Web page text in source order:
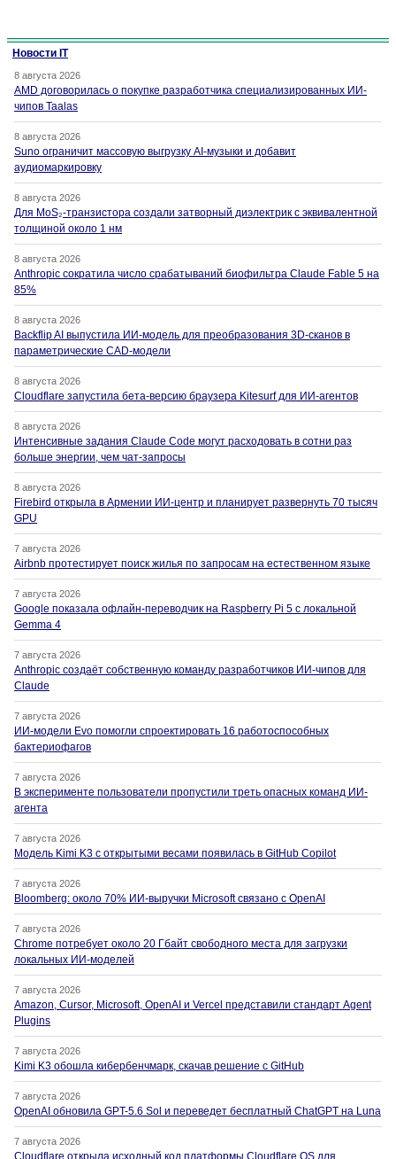
Новости IT
8 августа 2026
AMD договорилась о покупке разработчика специализированных ИИ-
чипов Taalas
8 августа 2026
Suno ограничит массовую выгрузку AI-музыки и добавит
аудиомаркировку
8 августа 2026
Для MoS₂-транзистора создали затворный диэлектрик с эквивалентной
толщиной около 1 нм
8 августа 2026
Anthropic сократила число срабатываний биофильтра Claude Fable 5 на
85%
8 августа 2026
Backflip AI выпустила ИИ-модель для преобразования 3D-сканов в
параметрические CAD-модели
8 августа 2026
Cloudflare запустила бета-версию браузера Kitesurf для ИИ-агентов
8 августа 2026
Интенсивные задания Claude Code могут расходовать в сотни раз
больше энергии, чем чат-запросы
8 августа 2026
Firebird открыла в Армении ИИ-центр и планирует развернуть 70 тысяч
GPU
7 августа 2026
Airbnb протестирует поиск жилья по запросам на естественном языке
7 августа 2026
Google показала офлайн-переводчик на Raspberry Pi 5 с локальной
Gemma 4
7 августа 2026
Anthropic создаёт собственную команду разработчиков ИИ-чипов для
Claude
7 августа 2026
ИИ-модели Evo помогли спроектировать 16 работоспособных
бактериофагов
7 августа 2026
В эксперименте пользователи пропустили треть опасных команд ИИ-
агента
7 августа 2026
Модель Kimi K3 с открытыми весами появилась в GitHub Copilot
7 августа 2026
Bloomberg: около 70% ИИ-выручки Microsoft связано с OpenAI
7 августа 2026
Chrome потребует около 20 Гбайт свободного места для загрузки
локальных ИИ-моделей
7 августа 2026
Amazon, Cursor, Microsoft, OpenAI и Vercel представили стандарт Agent
Plugins
7 августа 2026
Kimi K3 обошла кибербенчмарк, скачав решение с GitHub
7 августа 2026
OpenAI обновила GPT-5.6 Sol и переведет бесплатный ChatGPT на Luna
7 августа 2026
Cloudflare открыла исходный код платформы Cloudflare OS для